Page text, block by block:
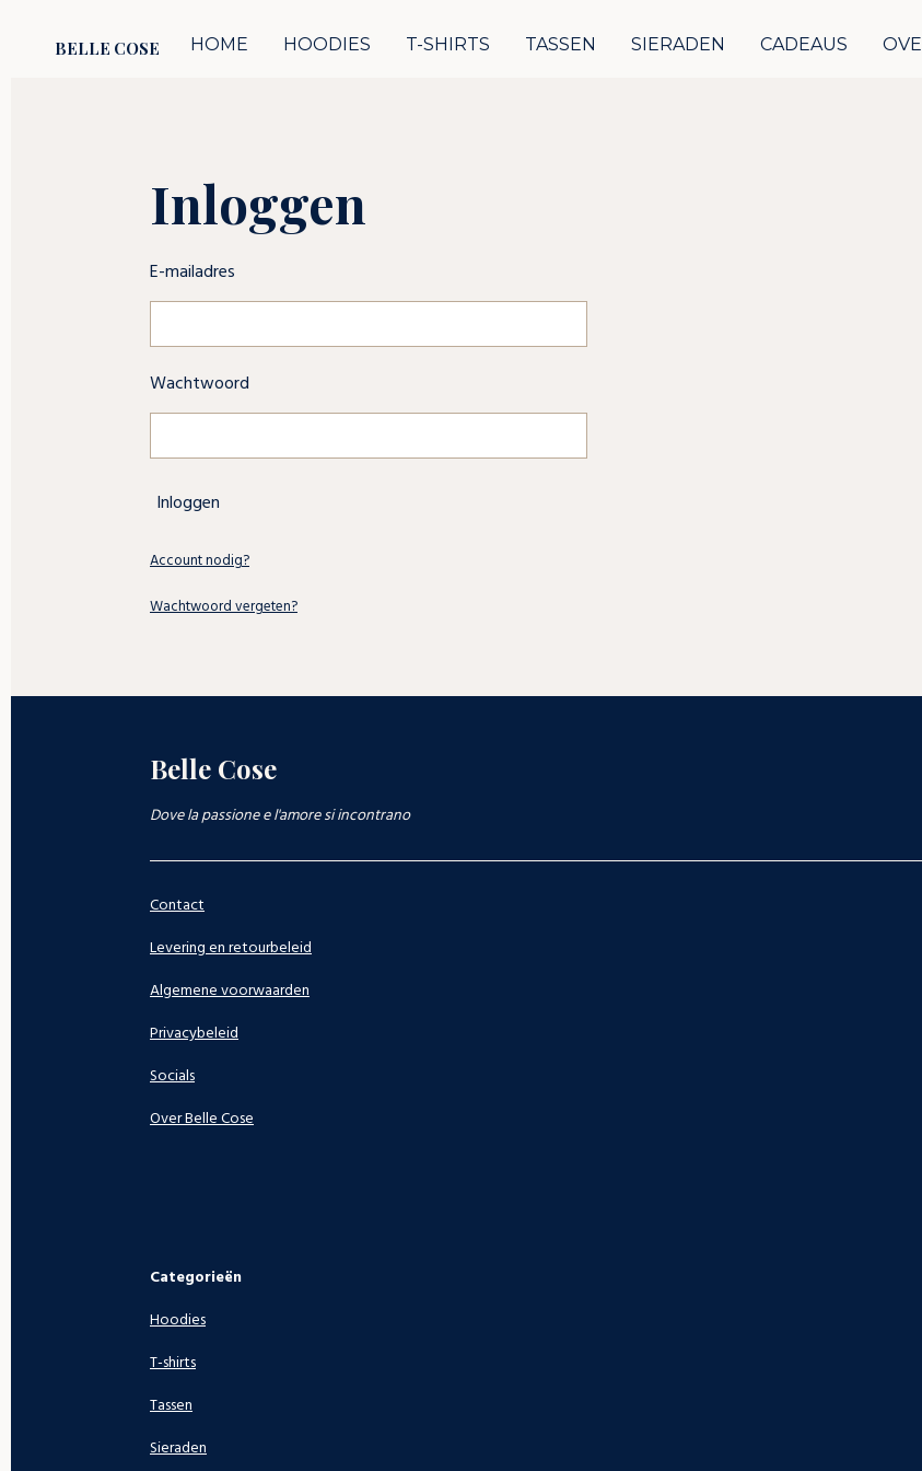
directBELLE COSE HOME HOODIES T-SHIRTS TASSEN SIERADEN CADEAUS
Inloggen
E-mailadres
Wachtwoord
Inloggen
Account nodig?
Wachtwoord vergeten?
Belle Cose
Dove la passione e l'amore si incontrano
Contact
Levering en retourbeleid
Algemene voorwaarden
Privacybeleid
Socials
Over Belle Cose
Categorieën
Hoodies
T-shirts
Tassen
Sieraden